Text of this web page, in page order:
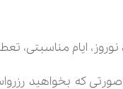
ایام مناسبتی،
صورتی که بخواهید